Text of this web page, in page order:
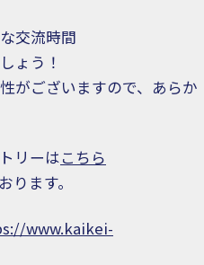
交流時間
ょう！
がございますので、あらか
リーはこちら
ます。
www.kaikei-